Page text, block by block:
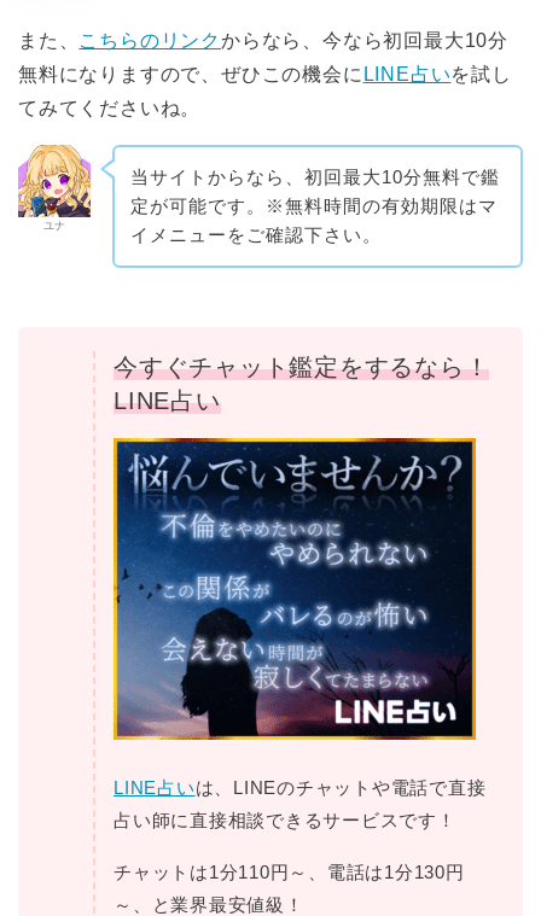
また、 こちらのリンクからなら、今なら初回最大10分
無料になりますので、ぜひこの機会に LINE占いを試し
てみてくださいね。
ユナ
当サイトからなら、初回最大10分無料で鑑
定が可能です。※無料時間の有効期限はマ
イメニューをご確認下さい。
今すぐチャット鑑定をするなら！
LINE占い
LINE占いは、LINEのチャットや電話で直接
占い師に直接相談できるサービスです！
チャットは1分110円～、電話は1分130円
～、と業界最安値級！